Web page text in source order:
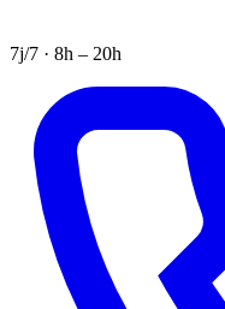
7j/7 · 8h – 20h